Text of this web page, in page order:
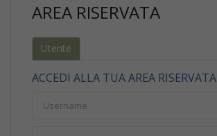
AREA RISERVATA
Utente
ACCEDI ALLA TUA AREA RISERVATA